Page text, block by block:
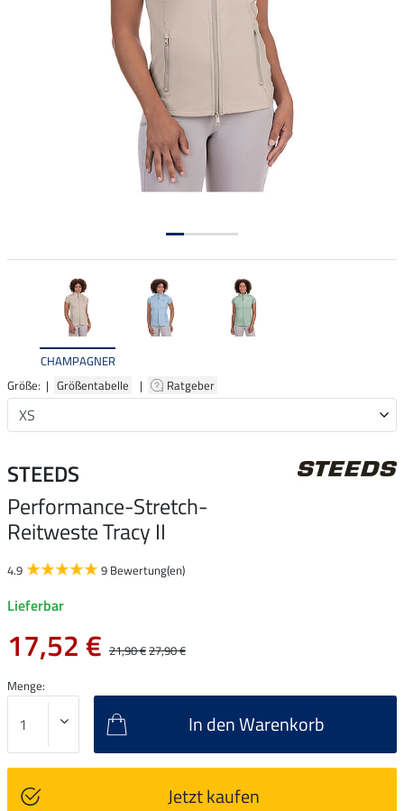
CHAMPAGNER
Größe: | Größentabelle | Ratgeber
STEEDS
Performance-Stretch-
Reitweste Tracy II
4.9 9 Bewertung(en)
Lieferbar
17,52 € 21,90 €27,90 €
Menge:
In den Warenkorb
Jetzt kaufen